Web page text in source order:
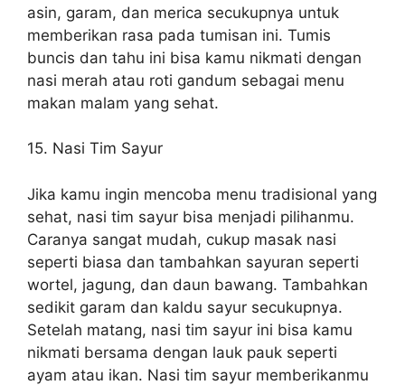
asin, garam, dan merica secukupnya untuk
memberikan rasa pada tumisan ini. Tumis
buncis dan tahu ini bisa kamu nikmati dengan
nasi merah atau roti gandum sebagai menu
makan malam yang sehat.
15. Nasi Tim Sayur
Jika kamu ingin mencoba menu tradisional yang
sehat, nasi tim sayur bisa menjadi pilihanmu.
Caranya sangat mudah, cukup masak nasi
seperti biasa dan tambahkan sayuran seperti
wortel, jagung, dan daun bawang. Tambahkan
sedikit garam dan kaldu sayur secukupnya.
Setelah matang, nasi tim sayur ini bisa kamu
nikmati bersama dengan lauk pauk seperti
ayam atau ikan. Nasi tim sayur memberikanmu